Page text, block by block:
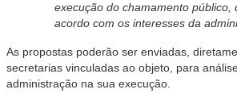
execução do chamamento público,
acordo com os interesses da
As propostas poderão ser enviadas,
secretarias vinculadas ao objeto, para
administração na sua execução.